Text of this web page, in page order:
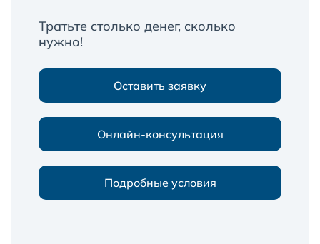
Тратьте столько денег, сколько
нужно!
Оставить заявку
Онлайн-консультация
Подробные условия